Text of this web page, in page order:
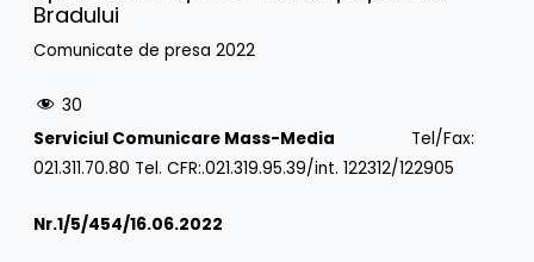
Bradului
Comunicate de presa 2022
30
Serviciul Comunicare Mass-Media Tel/Fax:
021.311.70.80 Tel. CFR:.021.319.95.39/int. 122312/122905
Nr.1/5/454/16.06.2022